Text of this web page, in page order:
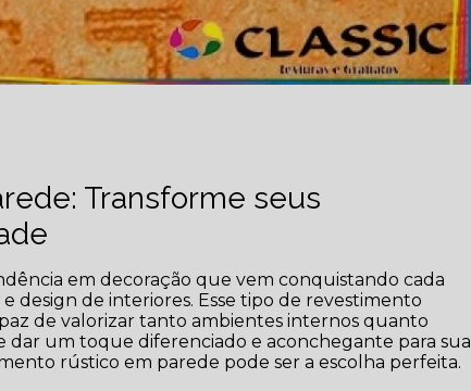
Transforme seus
em decoração que vem conquistando cada
design de interiores. Esse tipo de revestimento
de valorizar tanto ambientes internos quanto
dar um toque diferenciado e aconchegante para sua
rústico em parede pode ser a escolha perfeita.